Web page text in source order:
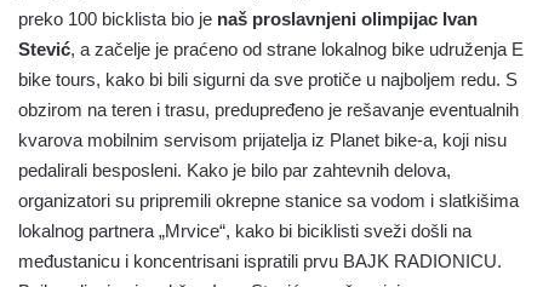
preko 100 bicklista bio je naš proslavnjeni olimpijac Ivan
Stević, a začelje je praćeno od strane lokalnog bike udruženja E
bike tours, kako bi bili sigurni da sve protiče u najboljem redu. S
obzirom na teren i trasu, predupređeno je rešavanje eventualnih
kvarova mobilnim servisom prijatelja iz Planet bike-a, koji nisu
pedalirali besposleni. Kako je bilo par zahtevnih delova,
organizatori su pripremili okrepne stanice sa vodom i slatkišima
lokalnog partnera „Mrvice“, kako bi biciklisti sveži došli na
međustanicu i koncentrisani ispratili prvu BAJK RADIONICU.